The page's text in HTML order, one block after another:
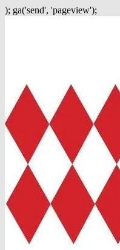
); ga('send', 'pageview');